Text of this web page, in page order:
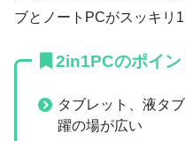
ブとノートPCがスッキリ
2in1PCのポイン
タブレット、液タ
躍の場が広い